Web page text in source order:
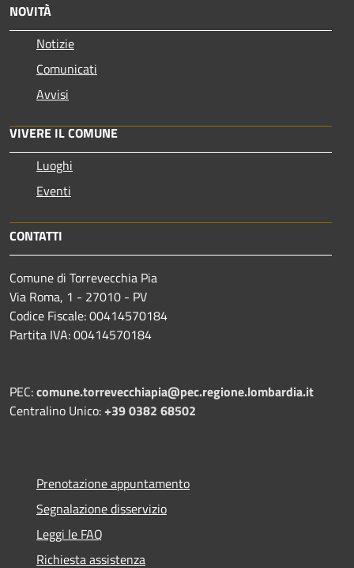
NOVITÀ
Notizie
Comunicati
Avvisi
VIVERE IL COMUNE
Luoghi
Eventi
CONTATTI
Comune di Torrevecchia Pia
Via Roma, 1 - 27010 - PV
Codice Fiscale: 00414570184
Partita IVA: 00414570184
PEC:comune.torrevecchiapia@pec.regione.lombardia.it
Centralino Unico:+39 0382 68502
Prenotazione appuntamento
Segnalazione disservizio
Leggi le FAQ
Richiesta assistenza